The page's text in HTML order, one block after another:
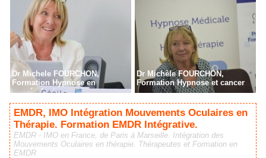
Dr Michele FOURCHON,
Formation Hypnose en
cancérologie
Dr Michèle FOURCHON,
Formation Hypnose et cancer
EMDR, IMO Intégration Mouvements Oculaires en
Thérapie. Formation EMDR Intégrative.
EMDR - IMO en France, de Paris à Marseille. Intégration des
Mouvements Oculaires en thérapie. Thérapeutes et Formation en
EMDR